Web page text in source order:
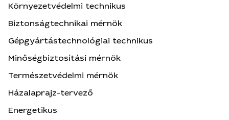
Környezetvédelmi technikus
Biztonságtechnikai mérnök
Gépgyártástechnológiai technikus
Minőségbiztosítási mérnök
Természetvédelmi mérnök
Házalaprajz-tervező
Energetikus